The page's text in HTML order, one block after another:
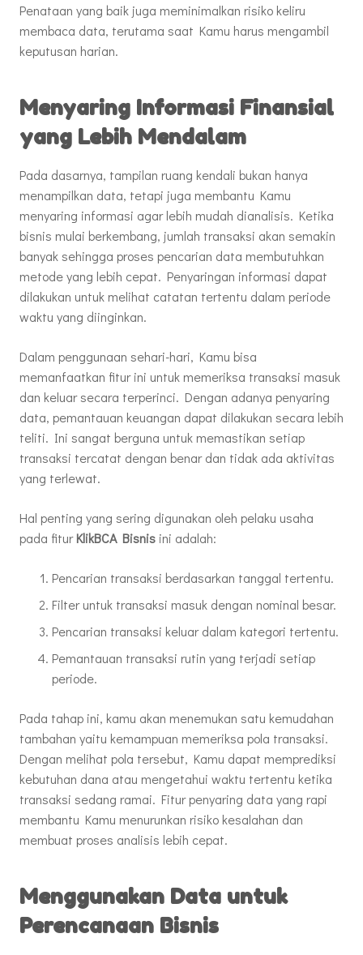
Penataan yang baik juga meminimalkan risiko keliru
membaca data, terutama saat Kamu harus mengambil
keputusan harian.
Menyaring Informasi Finansial
yang Lebih Mendalam
Pada dasarnya, tampilan ruang kendali bukan hanya
menampilkan data, tetapi juga membantu Kamu
menyaring informasi agar lebih mudah dianalisis. Ketika
bisnis mulai berkembang, jumlah transaksi akan semakin
banyak sehingga proses pencarian data membutuhkan
metode yang lebih cepat. Penyaringan informasi dapat
dilakukan untuk melihat catatan tertentu dalam periode
waktu yang diinginkan.
Dalam penggunaan sehari-hari, Kamu bisa
memanfaatkan fitur ini untuk memeriksa transaksi masuk
dan keluar secara terperinci. Dengan adanya penyaring
data, pemantauan keuangan dapat dilakukan secara lebih
teliti. Ini sangat berguna untuk memastikan setiap
transaksi tercatat dengan benar dan tidak ada aktivitas
yang terlewat.
Hal penting yang sering digunakan oleh pelaku usaha
pada fiturKlikBCA Bisnis ini adalah:
Pencarian transaksi berdasarkan tanggal tertentu.
Filter untuk transaksi masuk dengan nominal besar.
Pencarian transaksi keluar dalam kategori tertentu.
Pemantauan transaksi rutin yang terjadi setiap
periode.
Pada tahap ini, kamu akan menemukan satu kemudahan
tambahan yaitu kemampuan memeriksa pola transaksi.
Dengan melihat pola tersebut, Kamu dapat memprediksi
kebutuhan dana atau mengetahui waktu tertentu ketika
transaksi sedang ramai. Fitur penyaring data yang rapi
membantu Kamu menurunkan risiko kesalahan dan
membuat proses analisis lebih cepat.
Menggunakan Data untuk
Perencanaan Bisnis